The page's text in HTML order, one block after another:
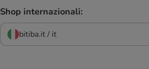
Shop internazionali:
bitiba.it / it